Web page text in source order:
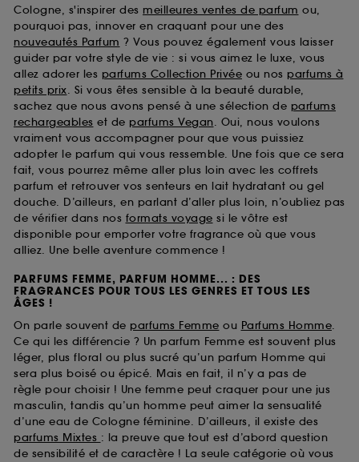
Cologne, s'inspirer des meilleures ventes de parfum ou,
pourquoi pas, innover en craquant pour une des
nouveautés Parfum ? Vous pouvez également vous laisser
guider par votre style de vie : si vous aimez le luxe, vous
allez adorer les parfums Collection Privée ou nos parfums à
petits prix. Si vous êtes sensible à la beauté durable,
sachez que nous avons pensé à une sélection de parfums
rechargeables et de parfums Vegan. Oui, nous voulons
vraiment vous accompagner pour que vous puissiez
adopter le parfum qui vous ressemble. Une fois que ce sera
fait, vous pourrez même aller plus loin avec les coffrets
parfum et retrouver vos senteurs en lait hydratant ou gel
douche. D’ailleurs, en parlant d’aller plus loin, n’oubliez pas
de vérifier dans nos formats voyage si le vôtre est
disponible pour emporter votre fragrance où que vous
alliez. Une belle aventure commence !
PARFUMS FEMME, PARFUM HOMME... : DES
FRAGRANCES POUR TOUS LES GENRES ET TOUS LES
ÂGES !
On parle souvent de parfums Femme ou Parfums Homme.
Ce qui les différencie ? Un parfum Femme est souvent plus
léger, plus floral ou plus sucré qu’un parfum Homme qui
sera plus boisé ou épicé. Mais en fait, il n’y a pas de
règle pour choisir ! Une femme peut craquer pour une jus
masculin, tandis qu’un homme peut aimer la sensualité
d’une eau de Cologne féminine. D’ailleurs, il existe des
parfums Mixtes : la preuve que tout est d’abord question
de sensibilité et de caractère ! La seule catégorie où vous